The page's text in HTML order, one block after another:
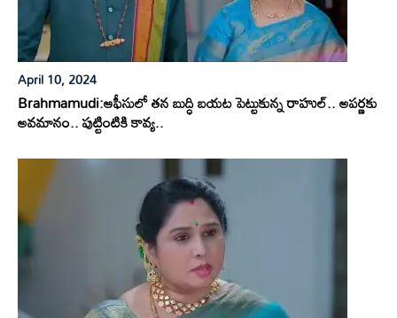
April 10, 2024
Brahmamudi:ఆఫీసులో తన బుద్ధి బయట పెట్టుకున్న రాహుల్.. అపర్ణకు
అవమానం.. పుట్టింటికి కావ్య..